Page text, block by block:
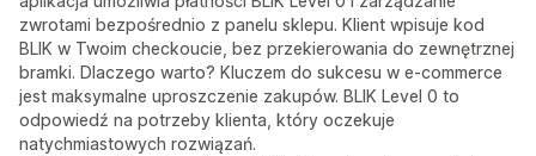
zwrotami bezpośrednio z panelu sklepu. Klient wpisuje kod
BLIK w Twoim checkoucie, bez przekierowania do zewnętrznej
bramki. Dlaczego warto? Kluczem do sukcesu w e-commerce
jest maksymalne uproszczenie zakupów. BLIK Level 0 to
odpowiedź na potrzeby klienta, który oczekuje
natychmiastowych rozwiązań.